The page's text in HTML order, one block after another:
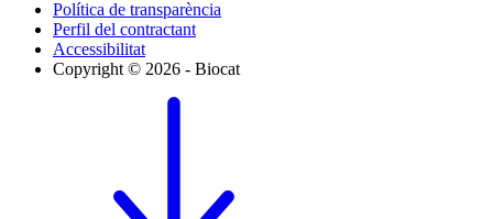
Política de transparència
Perfil del contractant
Accessibilitat
Copyright © 2026 - Biocat